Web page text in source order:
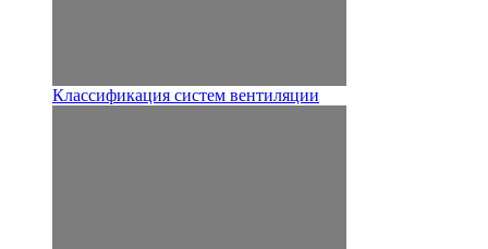
Классификация систем вентиляции